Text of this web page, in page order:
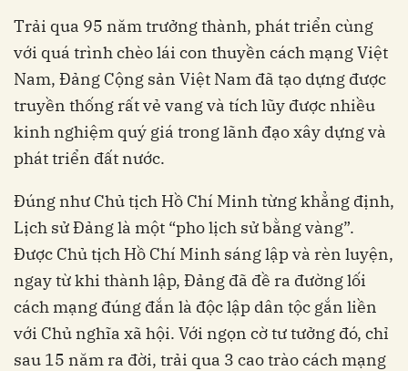
Trải qua 95 năm trưởng thành, phát triển cùng
với quá trình chèo lái con thuyền cách mạng Việt
Nam, Đảng Cộng sản Việt Nam đã tạo dựng được
truyền thống rất vẻ vang và tích lũy được nhiều
kinh nghiệm quý giá trong lãnh đạo xây dựng và
phát triển đất nước.
Đúng như Chủ tịch Hồ Chí Minh từng khẳng định,
Lịch sử Đảng là một “pho lịch sử bằng vàng”.
Được Chủ tịch Hồ Chí Minh sáng lập và rèn luyện,
ngay từ khi thành lập, Đảng đã đề ra đường lối
cách mạng đúng đắn là độc lập dân tộc gắn liền
với Chủ nghĩa xã hội. Với ngọn cờ tư tưởng đó, chỉ
sau 15 năm ra đời, trải qua 3 cao trào cách mạng